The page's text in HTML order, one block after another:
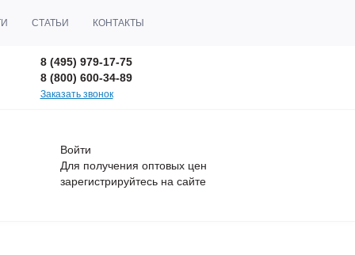
СТАТЬИ КОНТАКТЫ
8 (495) 979-17-75
8 (800) 600-34-89
Заказать звонок
Войти
Для получения оптовых цен
зарегистрируйтесь на сайте